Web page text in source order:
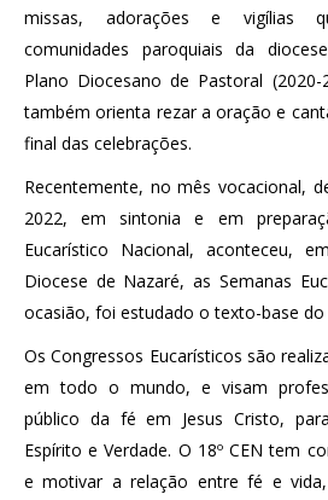
missas, adorações e vigílias
comunidades paroquiais da
Plano Diocesano de Pastoral
também orienta rezar a oração e
final das celebrações.
Recentemente, no mês vocacional,
2022, em sintonia e em
Eucarístico Nacional, aconteceu,
Diocese de Nazaré, as Semanas
ocasião, foi estudado o texto-base
Os Congressos Eucarísticos são
em todo o mundo, e visam
público da fé em Jesus Cristo,
Espírito e Verdade. O 18º CEN tem
e motivar a relação entre fé e